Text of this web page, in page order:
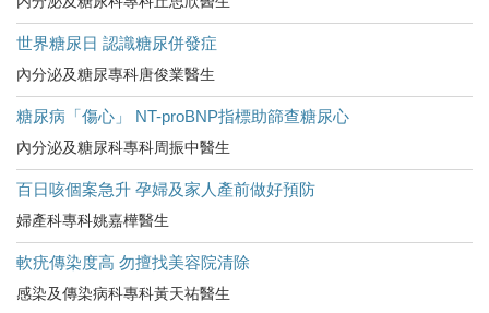
世界糖尿日 認識糖尿併發症
內分泌及糖尿專科唐俊業醫生
糖尿病「傷心」 NT-proBNP指標助篩查糖尿心
內分泌及糖尿科專科周振中醫生
百日咳個案急升 孕婦及家人產前做好預防
婦產科專科姚嘉樺醫生
軟疣傳染度高 勿擅找美容院清除
感染及傳染病科專科黃天祐醫生